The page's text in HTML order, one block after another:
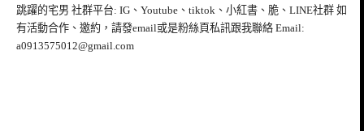
跳躍的宅男 社群平台: IG、Youtube、tiktok、小紅書、脆、LINE社群 如
有活動合作、邀約，請發email或是粉絲頁私訊跟我聯絡 Email:
a0913575012@gmail.com